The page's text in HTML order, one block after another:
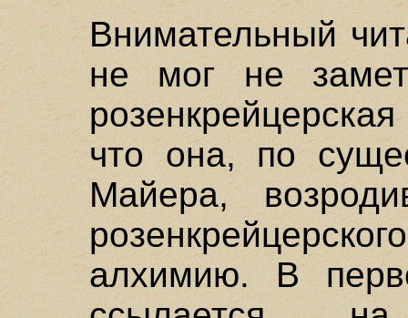
Внимательный
не мог не
что она, по
Майера,
алхимию. В